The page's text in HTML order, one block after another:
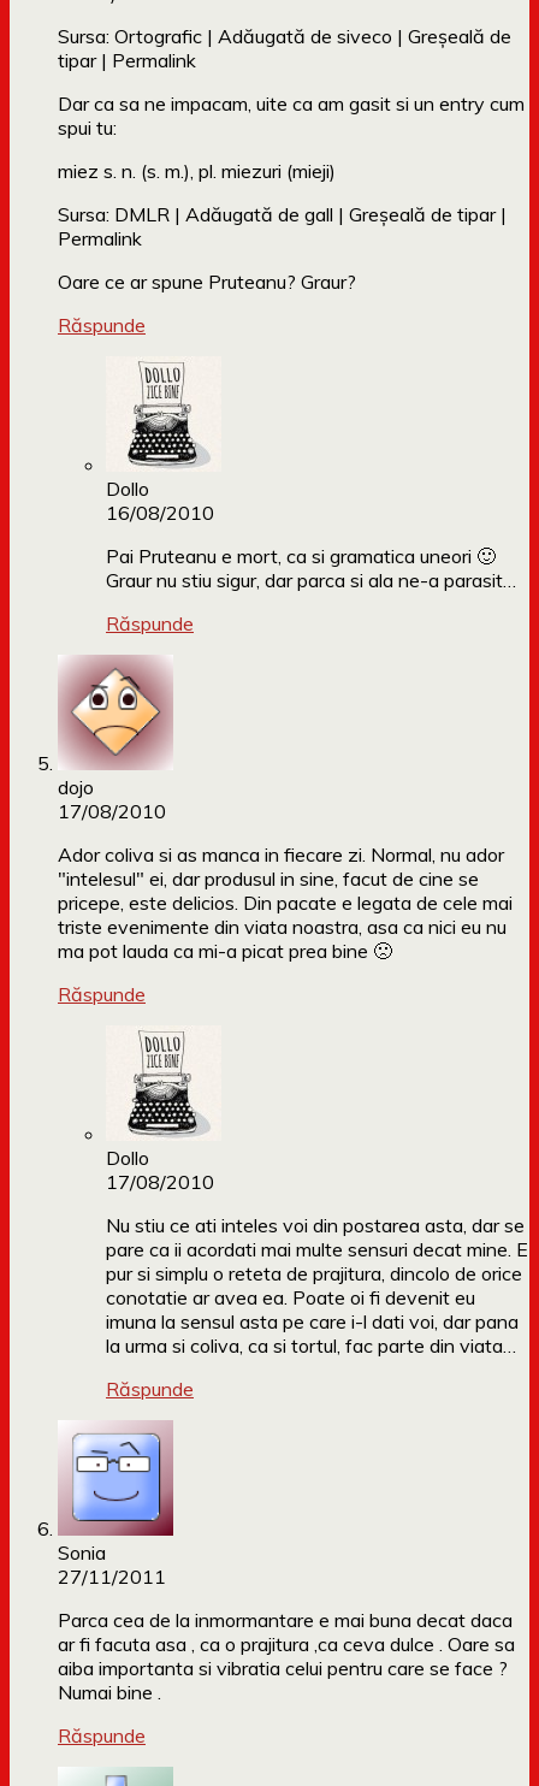
Sursa: Ortografic | Adăugată de siveco | Greșeală de
tipar | Permalink
Dar ca sa ne impacam, uite ca am gasit si un entry cum
spui tu:
miez s. n. (s. m.), pl. miezuri (mieji)
Sursa: DMLR | Adăugată de gall | Greșeală de tipar |
Permalink
Oare ce ar spune Pruteanu? Graur?
Răspunde
Dollo
16/08/2010
Pai Pruteanu e mort, ca si gramatica uneori 🙂
Graur nu stiu sigur, dar parca si ala ne-a parasit…
Răspunde
dojo
17/08/2010
Ador coliva si as manca in fiecare zi. Normal, nu ador
"intelesul" ei, dar produsul in sine, facut de cine se
pricepe, este delicios. Din pacate e legata de cele mai
triste evenimente din viata noastra, asa ca nici eu nu
ma pot lauda ca mi-a picat prea bine 🙁
Răspunde
Dollo
17/08/2010
Nu stiu ce ati inteles voi din postarea asta, dar se
pare ca ii acordati mai multe sensuri decat mine. E
pur si simplu o reteta de prajitura, dincolo de orice
conotatie ar avea ea. Poate oi fi devenit eu
imuna la sensul asta pe care i-l dati voi, dar pana
la urma si coliva, ca si tortul, fac parte din viata…
Răspunde
Sonia
27/11/2011
Parca cea de la inmormantare e mai buna decat daca
ar fi facuta asa , ca o prajitura ,ca ceva dulce . Oare sa
aiba importanta si vibratia celui pentru care se face ?
Numai bine .
Răspunde